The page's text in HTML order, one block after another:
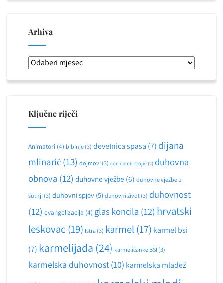
Arhiva
Arhiva
Ključne riječi
Animatori(4) bibinje(3) devetnica spasa (7) dijana
mlinarić(13) dojmovi (3) don damir stojić(2) duhovna
obnova (12) duhovne vježbe (6) duhovne vježbe u
šutnji (3) duhovni spjev(5) duhovni život(3) duhovnost
(12) evangelizacija (4) glas koncila (12) hrvatski
leskovac (19) Istra(3) karmel(17) karmel bsi
(7) karmelijada (24) karmelićanke BSI (3)
karmelska duhovnost(10) karmelska mladež